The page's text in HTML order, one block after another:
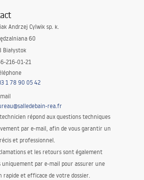
Andrzej Cylwik sp. k.
60
Białystok
216-01-21
1 78 90 05 42
rea.fr
répond aux questions techniques
par e-mail, afin de vous garantir un
et professionnel.
et les retours sont également
par e-mail pour assurer une
rapide et efficace de votre dossier.